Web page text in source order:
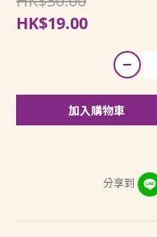
HK$19.00
加入購物車
分享到